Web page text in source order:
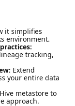
it simplifies
environment.
tracking,
Extend
your entire data
metastore to
approach.